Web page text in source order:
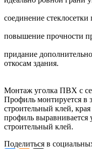
соединение
повышение прочности
придание
откосам здания.
Монтаж уголка ПВХ с
Профиль монтируется в
строительный клей,
профиль выравнивается
строительный клей.
Поделиться в